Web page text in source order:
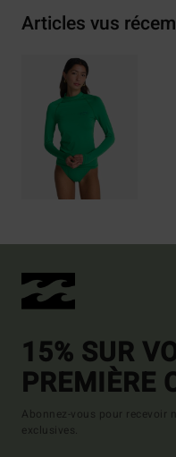
Articles vus
15% SUR
PREMIÈRE
Abonnez-vous pour recevoir
exclusives.